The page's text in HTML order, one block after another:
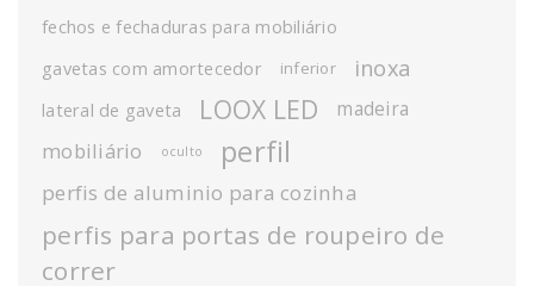
fechos e fechaduras para mobiliário
gavetas com amortecedor
inferior inoxa
lateral de gaveta LOOX LED madeira
mobiliário oculto perfil
perfis de aluminio para cozinha
perfis para portas de roupeiro de
correr